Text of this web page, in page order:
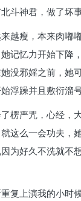
神君，做了坏
瘦，本来肉嘟
记忆力开始下
邪婬之前，她
浮躁并且敷衍溜号
严咒，心经，
这么一会功夫
为好久不洗就
复上演我的小